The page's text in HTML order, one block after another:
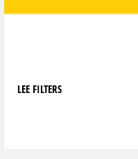
LEE FILTERS